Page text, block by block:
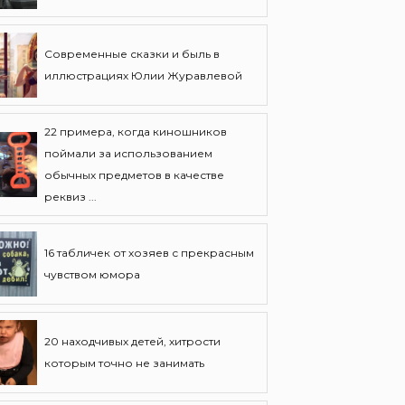
Современные сказки и быль в
иллюстрациях Юлии Журавлевой
22 примера, когда киношников
поймали за использованием
обычных предметов в качестве
реквиз ...
16 табличек от хозяев с прекрасным
чувством юмора
20 находчивых детей, хитрости
которым точно не занимать